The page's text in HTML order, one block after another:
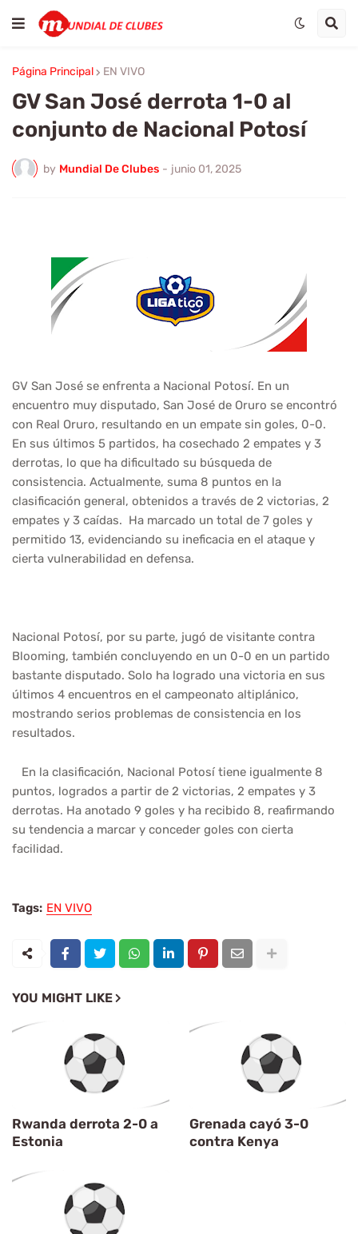
Página Principal EN VIVO
GV San José derrota 1-0 al
conjunto de Nacional Potosí
by Mundial De Clubes - junio 01, 2025
GV San José se enfrenta a Nacional Potosí. En un
encuentro muy disputado, San José de Oruro se encontró
con Real Oruro, resultando en un empate sin goles, 0-0.
En sus últimos 5 partidos, ha cosechado 2 empates y 3
derrotas, lo que ha dificultado su búsqueda de
consistencia. Actualmente, suma 8 puntos en la
clasificación general, obtenidos a través de 2 victorias, 2
empates y 3 caídas. Ha marcado un total de 7 goles y
permitido 13, evidenciando su ineficacia en el ataque y
cierta vulnerabilidad en defensa.
Nacional Potosí, por su parte, jugó de visitante contra
Blooming, también concluyendo en un 0-0 en un partido
bastante disputado. Solo ha logrado una victoria en sus
últimos 4 encuentros en el campeonato altiplánico,
mostrando serios problemas de consistencia en los
resultados.
En la clasificación, Nacional Potosí tiene igualmente 8
puntos, logrados a partir de 2 victorias, 2 empates y 3
derrotas. Ha anotado 9 goles y ha recibido 8, reafirmando
su tendencia a marcar y conceder goles con cierta
facilidad.
Tags: EN VIVO
YOU MIGHT LIKE
Rwanda derrota 2-0 a
Estonia
Grenada cayó 3-0
contra Kenya